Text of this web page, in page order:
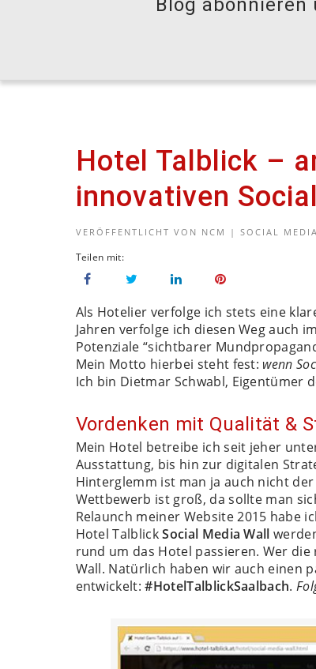
Blog
Hotel Talblick –
innovativen
VERÖFFENTLICHT VON NCM | SOCIAL MEDIA
Als Hotelier verfolge ich stets eine
Jahren verfolge ich diesen Weg auch
Potenziale “sichtbarer
Mein Motto hierbei steht fest: wenn
Ich bin Dietmar Schwabl, Eigentümer
Vordenken mit Qualität &
Mein Hotel betreibe ich seit jeher
Ausstattung, bis hin zur digitalen
Hinterglemm ist man ja auch nicht
Wettbewerb ist groß, da sollte man
Relaunch meiner Website 2015 habe
Hotel TalblickSocial Media Wall
rund um das Hotel passieren. Wer
Wall. Natürlich haben wir auch einen
entwickelt:#HotelTalblickSaalbach.